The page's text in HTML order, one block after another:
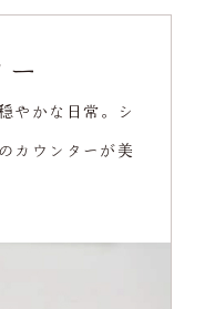
やかな日常。シ
カウンターが美